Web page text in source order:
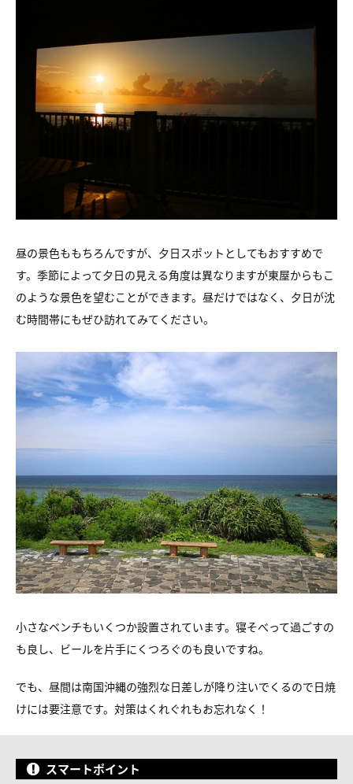
昼の景色ももちろんですが、夕日スポットとしてもおすすめで
す。 季節によって夕日の見える角度は異なりますが東屋からもこ
のような景色を望むことができます。 昼だけではなく、夕日が沈
む時間帯にもぜひ訪れてみてください。
小さなベンチもいくつか設置されています。 寝そべって過ごすの
も良し、ビールを片手にくつろぐのも良いですね。
でも、昼間は南国沖縄の強烈な日差しが降り注いでくるので日焼
けには要注意です。対策はくれぐれもお忘れなく！
スマートポイント